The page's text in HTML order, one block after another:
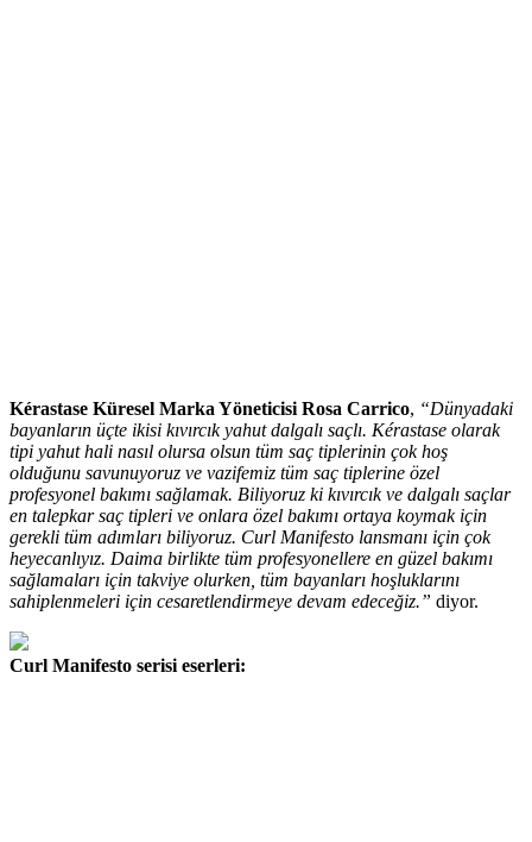
Kérastase Küresel Marka Yöneticisi Rosa Carrico, “Dünyadaki
bayanların üçte ikisi kıvırcık yahut dalgalı saçlı. Kérastase olarak
tipi yahut hali nasıl olursa olsun tüm saç tiplerinin çok hoş
olduğunu savunuyoruz ve vazifemiz tüm saç tiplerine özel
profesyonel bakımı sağlamak. Biliyoruz ki kıvırcık ve dalgalı saçlar
en talepkar saç tipleri ve onlara özel bakımı ortaya koymak için
gerekli tüm adımları biliyoruz. Curl Manifesto lansmanı için çok
heyecanlıyız. Daima birlikte tüm profesyonellere en güzel bakımı
sağlamaları için takviye olurken, tüm bayanları hoşluklarını
sahiplenmeleri için cesaretlendirmeye devam edeceğiz.” diyor.
Curl Manifesto serisi eserleri: